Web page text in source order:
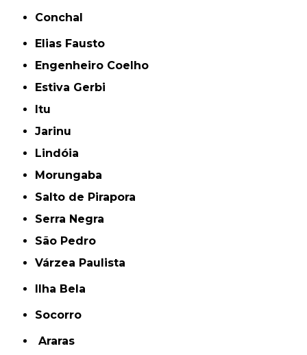
Conchal
Elias Fausto
Engenheiro Coelho
Estiva Gerbi
Itu
Jarinu
Lindóia
Morungaba
Salto de Pirapora
Serra Negra
São Pedro
Várzea Paulista
Ilha Bela
Socorro
Araras